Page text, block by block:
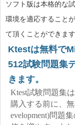
ソフト版は本格的な
環境を適応すること
て頂くことができます
Ktestは無料で
512試験問題集
きます。
Ktest試験問題集
購入する前に、無
evelopment)問題